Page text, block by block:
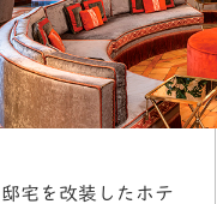
宅を改装したホテ